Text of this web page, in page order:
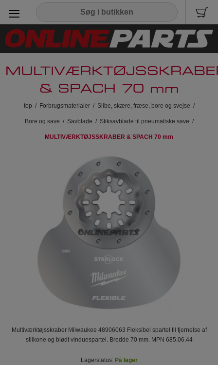
& SPACH 70 mm
top / Forbrugsmaterialer / Slibe, skære, fræse, bore og svejse /
Bore og save / Savblade / Stiksavblade til pneumatiske save /
MULTIVÆRKTØJSSKRABER & SPACH 70 mm
Multiværktøjsskraber Milwaukee 48906063 Fleksibel spartel til fjernelse af
silikone og blødt vinduespartel. Bredde 70 mm. MPN 685.06.44
Lagerstatus: På lager